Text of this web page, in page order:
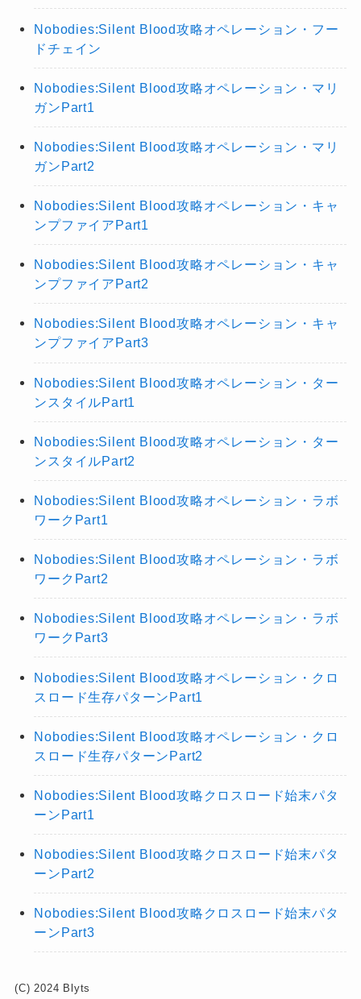
Nobodies:Silent Blood攻略オペレーション・フー
ドチェイン
Nobodies:Silent Blood攻略オペレーション・マリ
ガンPart1
Nobodies:Silent Blood攻略オペレーション・マリ
ガンPart2
Nobodies:Silent Blood攻略オペレーション・キャ
ンプファイアPart1
Nobodies:Silent Blood攻略オペレーション・キャ
ンプファイアPart2
Nobodies:Silent Blood攻略オペレーション・キャ
ンプファイアPart3
Nobodies:Silent Blood攻略オペレーション・ター
ンスタイルPart1
Nobodies:Silent Blood攻略オペレーション・ター
ンスタイルPart2
Nobodies:Silent Blood攻略オペレーション・ラボ
ワークPart1
Nobodies:Silent Blood攻略オペレーション・ラボ
ワークPart2
Nobodies:Silent Blood攻略オペレーション・ラボ
ワークPart3
Nobodies:Silent Blood攻略オペレーション・クロ
スロード生存パターンPart1
Nobodies:Silent Blood攻略オペレーション・クロ
スロード生存パターンPart2
Nobodies:Silent Blood攻略クロスロード始末パタ
ーンPart1
Nobodies:Silent Blood攻略クロスロード始末パタ
ーンPart2
Nobodies:Silent Blood攻略クロスロード始末パタ
ーンPart3
(C) 2024 Blyts